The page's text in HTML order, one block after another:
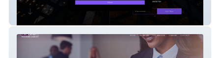
Echo Compliance Professionals